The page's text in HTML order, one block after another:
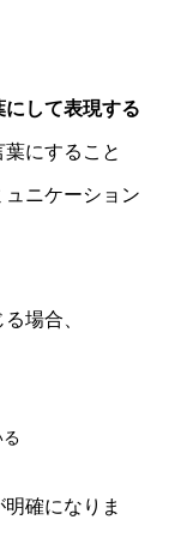
して表現する
にすること
ニケーション
場合、
確になりま